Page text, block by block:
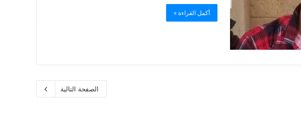
أكمل القراءة »
الصفحة التالية